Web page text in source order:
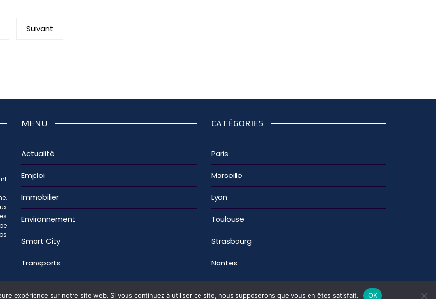
Suivant
MENU
Actualité
Emploi
Immobilier
Environnement
Smart City
Transports
CATÉGORIES
Paris
Marseille
Lyon
Toulouse
Strasbourg
Nantes
Nous contacter Mentions légales Politique de confidentialité
expérience sur notre site web. Si vous continuez à utiliser ce site, nous supposerons que vous en êtes satisfait. OK